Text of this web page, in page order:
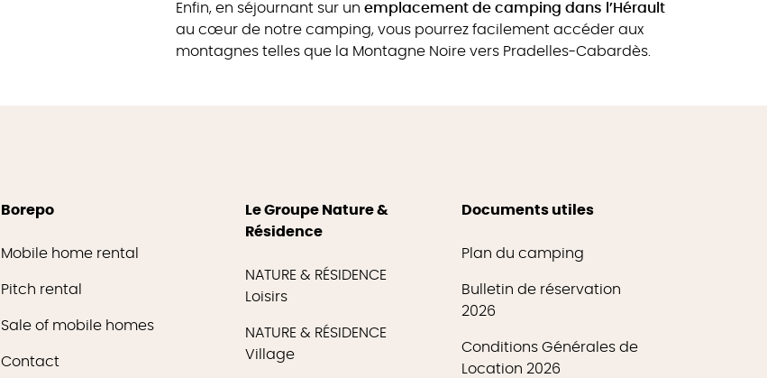
Enfin, en séjournant sur un emplacement de camping dans l’Hérault
au cœur de notre camping, vous pourrez facilement accéder aux
montagnes telles que la Montagne Noire vers Pradelles-Cabardès.
Documents utiles
Plan du camping
Bulletin de réservation
2026
Conditions Générales de
Location 2026
Borepo
Mobile home rental
Pitch rental
Sale of mobile homes
Contact
Le Groupe Nature &
Résidence
NATURE & RÉSIDENCE
Loisirs
NATURE & RÉSIDENCE
Village